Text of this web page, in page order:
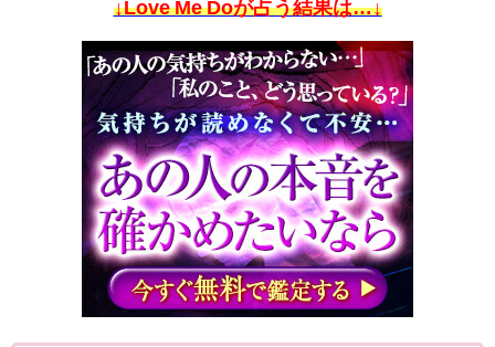
↓Love Me Doが占う結果は…↓